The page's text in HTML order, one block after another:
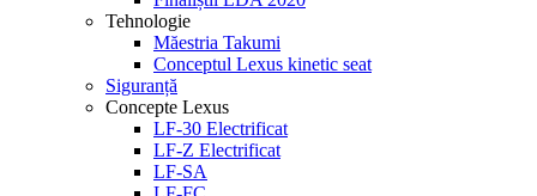
Tehnologie
Măestria Takumi
Conceptul Lexus kinetic seat
Siguranță
Concepte Lexus
LF-30 Electrificat
LF-Z Electrificat
LF-SA